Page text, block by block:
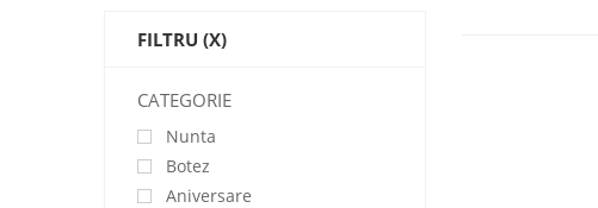
FILTRU (X)
CATEGORIE
Nunta
Botez
Aniversare